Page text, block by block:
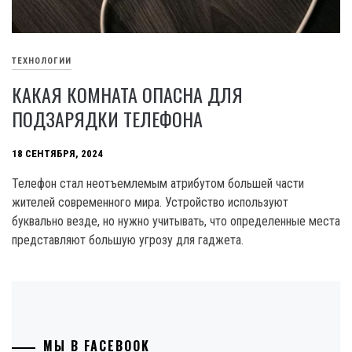
ТЕХНОЛОГИИ
КАКАЯ КОМНАТА ОПАСНА ДЛЯ
ПОДЗАРЯДКИ ТЕЛЕФОНА
18 СЕНТЯБРЯ, 2024
Телефон стал неотъемлемым атрибутом большей части
жителей современного мира. Устройство используют
буквально везде, но нужно учитывать, что определенные места
представляют большую угрозу для гаджета.
МЫ В FACEBOOK